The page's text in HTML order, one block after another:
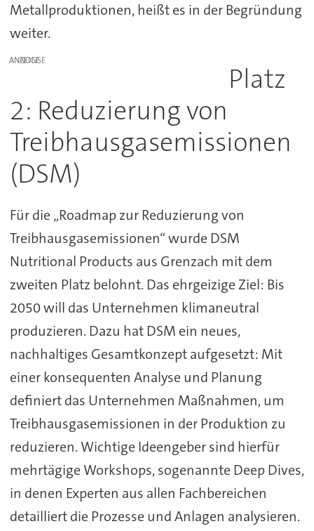
Metallproduktionen, heißt es in der Begründung
weiter.
ANZEIGE
Platz
2: Reduzierung von
Treibhausgasemissionen
(DSM)
Für die „Roadmap zur Reduzierung von
Treibhausgasemissionen“ wurde DSM
Nutritional Products aus Grenzach mit dem
zweiten Platz belohnt. Das ehrgeizige Ziel: Bis
2050 will das Unternehmen klimaneutral
produzieren. Dazu hat DSM ein neues,
nachhaltiges Gesamtkonzept aufgesetzt: Mit
einer konsequenten Analyse und Planung
definiert das Unternehmen Maßnahmen, um
Treibhausgasemissionen in der Produktion zu
reduzieren. Wichtige Ideengeber sind hierfür
mehrtägige Workshops, sogenannte Deep Dives,
in denen Experten aus allen Fachbereichen
detailliert die Prozesse und Anlagen analysieren.